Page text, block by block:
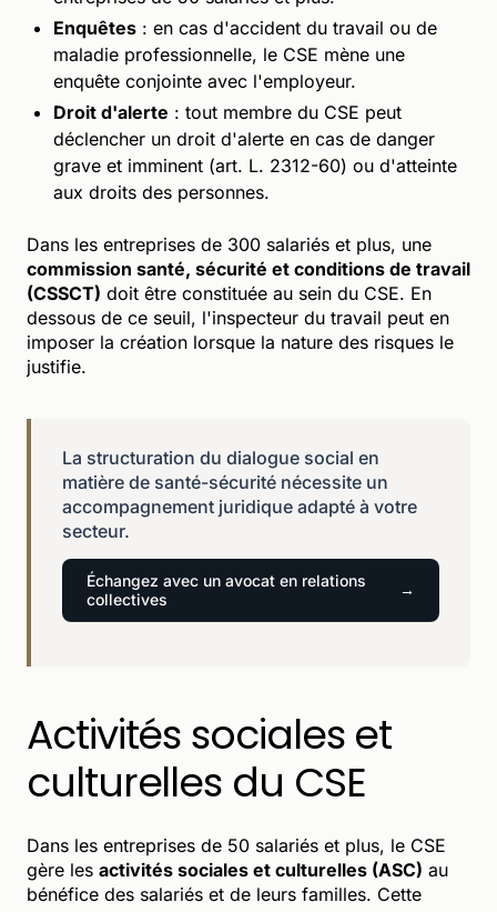
Enquêtes : en cas d'accident du travail ou de
maladie professionnelle, le CSE mène une
enquête conjointe avec l'employeur.
Droit d'alerte : tout membre du CSE peut
déclencher un droit d'alerte en cas de danger
grave et imminent (art. L. 2312-60) ou d'atteinte
aux droits des personnes.
Dans les entreprises de 300 salariés et plus, une
commission santé, sécurité et conditions de travail
(CSSCT) doit être constituée au sein du CSE. En
dessous de ce seuil, l'inspecteur du travail peut en
imposer la création lorsque la nature des risques le
justifie.
La structuration du dialogue social en
matière de santé-sécurité nécessite un
accompagnement juridique adapté à votre
secteur.
Échangez avec un avocat en relations
collectives
Activités sociales et
culturelles du CSE
Dans les entreprises de 50 salariés et plus, le CSE
gère les activités sociales et culturelles (ASC) au
bénéfice des salariés et de leurs familles. Cette